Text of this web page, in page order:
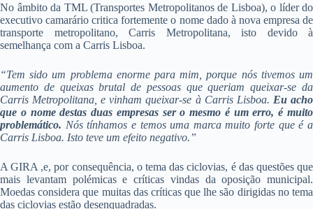
No âmbito da TML (Transportes Metropolitanos de Lisboa), o líder do
executivo camarário critica fortemente o nome dado à nova empresa de
transporte metropolitano, Carris Metropolitana, isto devido à
semelhança com a Carris Lisboa.
“Tem sido um problema enorme para mim, porque nós tivemos um
aumento de queixas brutal de pessoas que queriam queixar-se da
Carris Metropolitana, e vinham queixar-se à Carris Lisboa. Eu acho
que o nome destas duas empresas ser o mesmo é um erro, é muito
problemático. Nós tínhamos e temos uma marca muito forte que é a
Carris Lisboa. Isto teve um efeito negativo.”
A GIRA ,e, por consequência, o tema das ciclovias, é das questões que
mais levantam polémicas e críticas vindas da oposição municipal.
Moedas considera que muitas das críticas que lhe são dirigidas no tema
das ciclovias estão desenquadradas.